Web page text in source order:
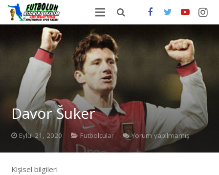
ANA SAYFA
HAKKIMDA
ONLİNE SATIŞ
FUTBOLDA GÜNCEL HABERLER
İLETİŞİM
Davor Šuker
Eylül 21, 2020 Futbolcular Yorum yapılmamış
Kişisel bilgileri